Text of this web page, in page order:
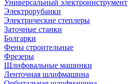
Универсальный электроинструмент
Электрорубанки
Электрические степлеры
Заточные станки
Болгарки
Фены строительные
Фрезеры
Шлифовальные машинки
Ленточная шлифмашина